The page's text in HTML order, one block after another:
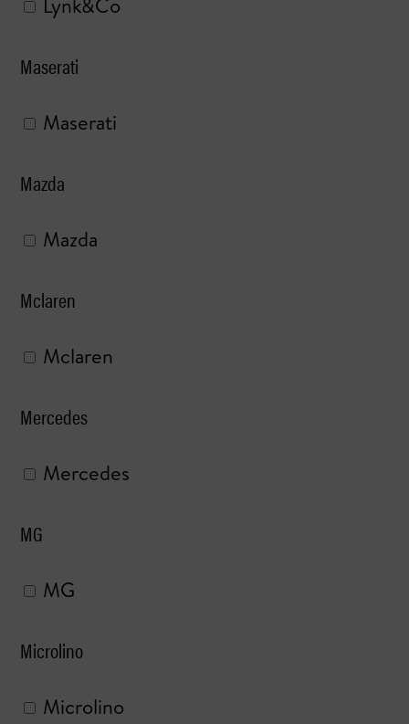
Lynk&Co
Maserati
Maserati
Mazda
Mazda
Mclaren
Mclaren
Mercedes
Mercedes
MG
MG
Microlino
Microlino